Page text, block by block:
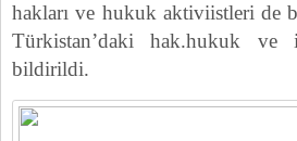
hakları ve hukuk aktiviistleri de
Türkistan’daki hak.hukuk ve
bildirildi.